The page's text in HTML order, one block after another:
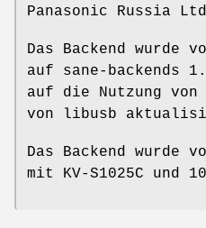
Panasonic Russia
Das Backend wurde
auf sane-backends
auf die Nutzung
von libusb
Das Backend wurde
mit KV-S1025C und